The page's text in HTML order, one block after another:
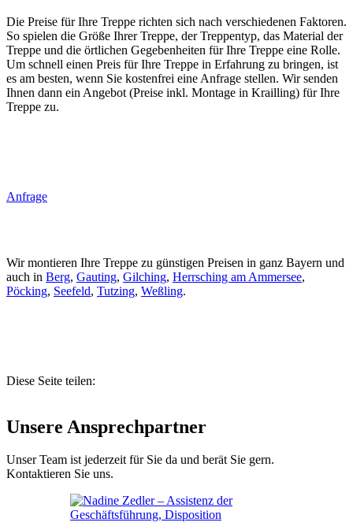
Die Preise für Ihre Treppe richten sich nach verschiedenen Faktoren.
So spielen die Größe Ihrer Treppe, der Treppentyp, das Material der
Treppe und die örtlichen Gegebenheiten für Ihre Treppe eine Rolle.
Um schnell einen Preis für Ihre Treppe in Erfahrung zu bringen, ist
es am besten, wenn Sie kostenfrei eine Anfrage stellen. Wir senden
Ihnen dann ein Angebot (Preise inkl. Montage in Krailling) für Ihre
Treppe zu.
Anfrage
Wir montieren Ihre Treppe zu günstigen Preisen in ganz Bayern und
auch in Berg, Gauting, Gilching, Herrsching am Ammersee,
Pöcking, Seefeld, Tutzing, Weßling.
Diese Seite teilen:
Unsere Ansprechpartner
Unser Team ist jederzeit für Sie da und berät Sie gern.
Kontaktieren Sie uns.